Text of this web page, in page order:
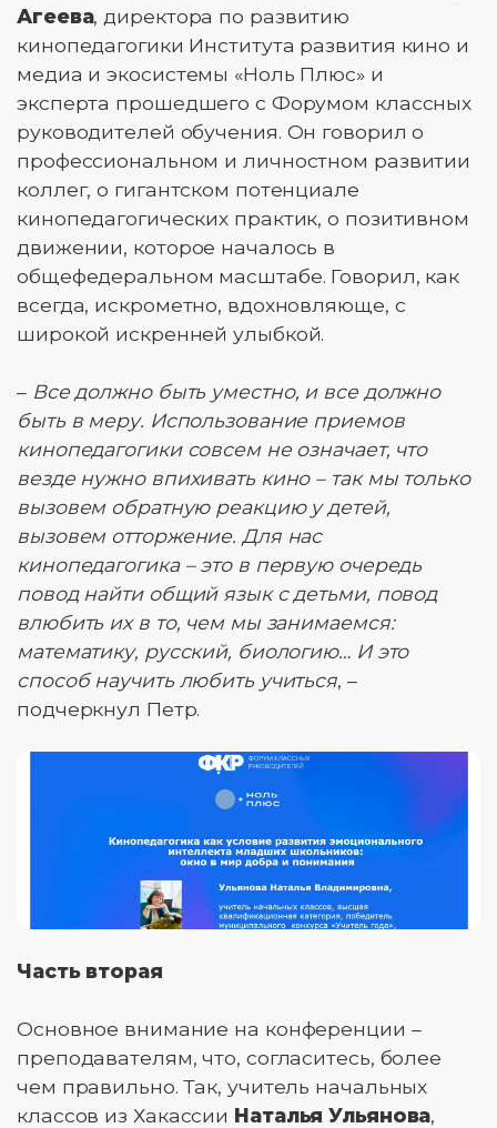
Агеева, директора по развитию
кинопедагогики Института развития кино и
медиа и экосистемы «Ноль Плюс» и
эксперта прошедшего с Форумом классных
руководителей обучения. Он говорил о
профессиональном и личностном развитии
коллег, о гигантском потенциале
кинопедагогических практик, о позитивном
движении, которое началось в
общефедеральном масштабе. Говорил, как
всегда, искрометно, вдохновляюще, с
широкой искренней улыбкой.
–Все должно быть уместно, и все должно
быть в меру. Использование приемов
кинопедагогики совсем не означает, что
везде нужно впихивать кино – так мы только
вызовем обратную реакцию у детей,
вызовем отторжение. Для нас
кинопедагогика – это в первую очередь
повод найти общий язык с детьми, повод
влюбить их в то, чем мы занимаемся:
математику, русский, биологию… И это
способ научить любить учиться, –
подчеркнул Петр.
Часть вторая
Основное внимание на конференции –
преподавателям, что, согласитесь, более
чем правильно. Так, учитель начальных
классов из Хакассии Наталья Ульянова,